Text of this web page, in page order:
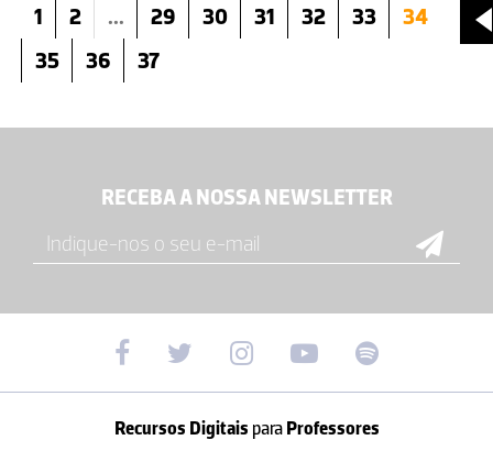
1 2 ... 29 30 31 32 33
34
35
36 37
RECEBA A NOSSA NEWSLETTER
Recursos Digitais paraProfessores